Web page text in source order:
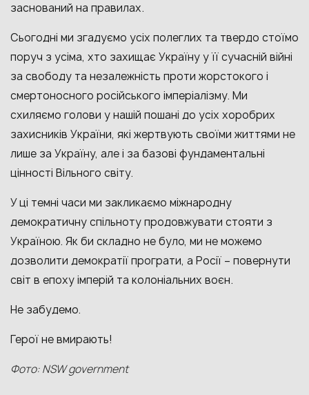
заснований на правилах.
Сьогодні ми згадуємо усіх полеглих та твердо стоїмо
поруч з усіма, хто захищає Україну у її сучасній війні
за свободу та незалежність проти жорстокого і
смертоносного російського імперіалізму. Ми
схиляємо голови у нашій пошані до усіх хоробрих
захисників України, які жертвують своїми життями не
лише за Україну, але і за базові фундаментальні
цінності Вільного світу.
У ці темні часи ми закликаємо міжнародну
демократичну спільноту продовжувати стояти з
Україною. Як би складно не було, ми не можемо
дозволити демократії програти, а Росії – повернути
світ в епоху імперій та колоніальних воєн.
Не забудемо.
Герої не вмирають!
Фото: NSW government